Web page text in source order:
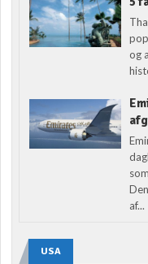
og
af...
USA